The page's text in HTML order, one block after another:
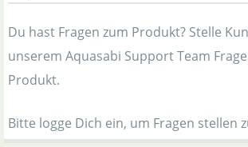
Du hast Fragen zum Produkt? Stelle
unserem Aquasabi Support Team
Produkt.
Bitte logge Dich ein, um Fragen stellen